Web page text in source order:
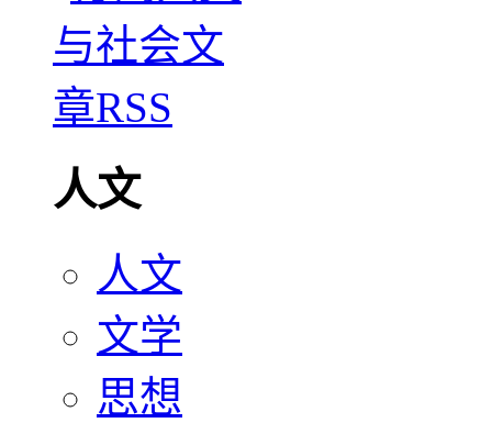
人文
人文
文学
思想